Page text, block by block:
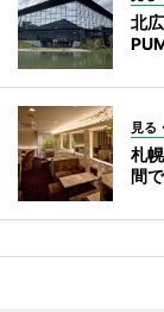
北
見る
札
間